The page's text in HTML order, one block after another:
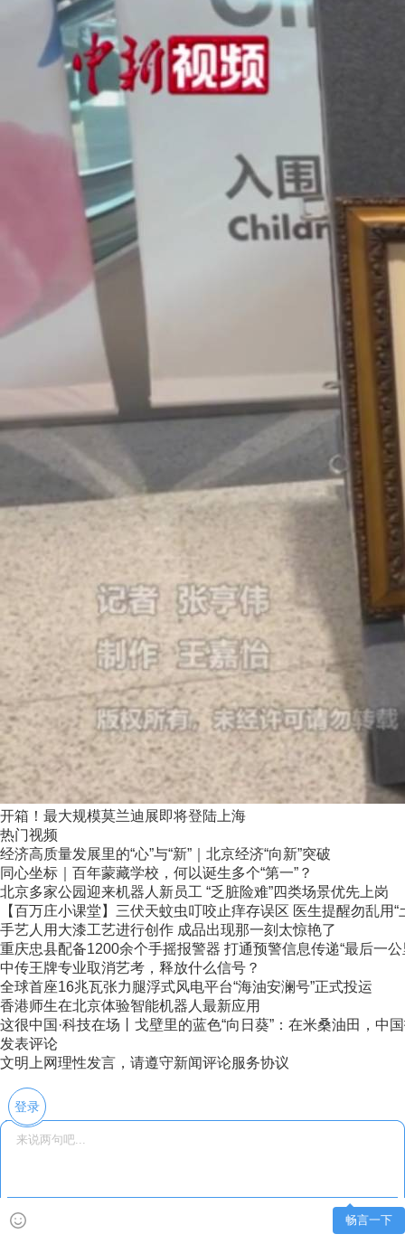
开箱！最大规模莫兰迪展即将登陆上海
热门视频
经济高质量发展里的“心”与“新”｜北京经济“向新”突破
同心坐标｜百年蒙藏学校，何以诞生多个“第一”？
北京多家公园迎来机器人新员工 “乏脏险难”四类场景优先上岗
【百万庄小课堂】三伏天蚊虫叮咬止痒存误区 医生提醒勿乱用“
手艺人用大漆工艺进行创作 成品出现那一刻太惊艳了
重庆忠县配备1200余个手摇报警器 打通预警信息传递“最后一公
中传王牌专业取消艺考，释放什么信号？
全球首座16兆瓦张力腿浮式风电平台“海油安澜号”正式投运
香港师生在北京体验智能机器人最新应用
这很中国·科技在场丨戈壁里的蓝色“向日葵”：在米桑油田，中
发表评论
文明上网理性发言，请遵守新闻评论服务协议
登录
畅言一下